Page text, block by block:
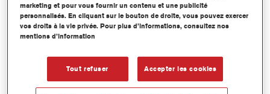
marketing et pour vous fournir un contenu et une publicité
personnalisés. En cliquant sur le bouton de droite, vous pouvez exercer
vos droits à la vie privée. Pour plus d’informations, consultez nos
mentions d’information
Tout refuser Accepter les cookies